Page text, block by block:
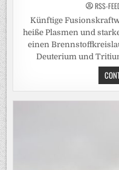
RSS-
Künftige
heiße Plasmen und
einen
Deuterium und